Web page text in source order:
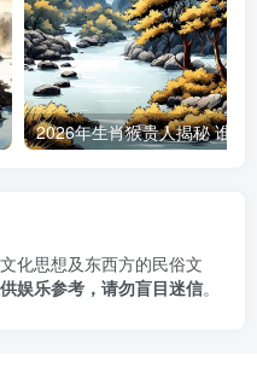
化思想及东西方的民俗文
娱乐参考，请勿盲目迷信。